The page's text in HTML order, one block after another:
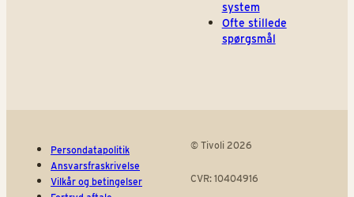
system
Ofte stillede
spørgsmål
Persondatapolitik
Ansvarsfraskrivelse
Vilkår og betingelser
© Tivoli 2026
CVR: 10404916